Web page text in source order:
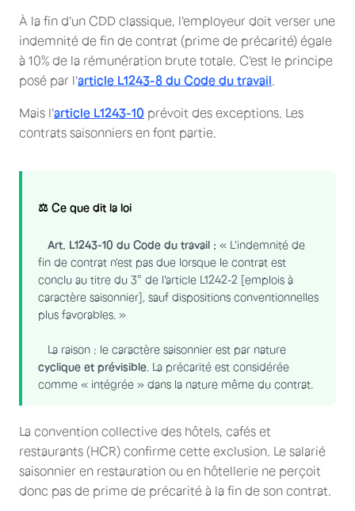
À la fin d'un CDD classique, l'employeur doit verser une
indemnité de fin de contrat (prime de précarité) égale
à 10% de la rémunération brute totale. C'est le principe
posé par l'article L1243-8 du Code du travail
Mais l'article L1243-10 prévoit des exceptions. Les
contrats saisonniers en font partie.
⚖️ Ce que dit la loi
Art. L1243-10 du Code du travail : « L'indemnité de
fin de contrat n'est pas due lorsque le contrat est
conclu au titre du 3° de l'article L1242-2 [emplois à
caractère saisonnier], sauf dispositions conventionnelles
plus favorables. »
La raison : le caractère saisonnier est par nature
cyclique et prévisible . La précarité est considérée
comme « intégrée » dans la nature même du contrat.
La convention collective des hôtels, cafés et
restaurants (HCR) confirme cette exclusion. Le salarié
saisonnier en restauration ou en hôtellerie ne perçoit
donc pas de prime de précarité à la fin de son contrat.